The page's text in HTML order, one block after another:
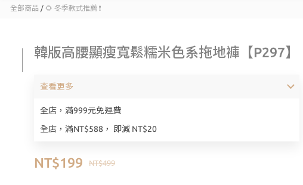
全部商品 / 🌻 冬季款式推薦 ❗
韓版高腰顯瘦寬鬆糯米色系拖地褲【P297】
全店，滿999元免運費
全店，滿NT$588， 即減 NT$20
查看更多
NT$499
NT$199